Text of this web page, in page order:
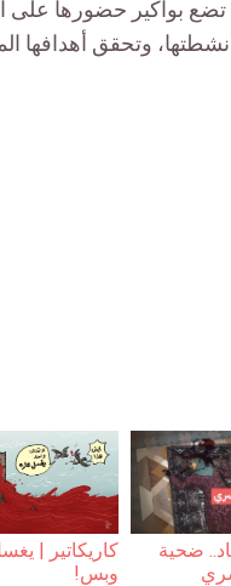
بواكير حضورها على
وتحقق أهدافها
ضحية
كاريكاتير |
وبس!